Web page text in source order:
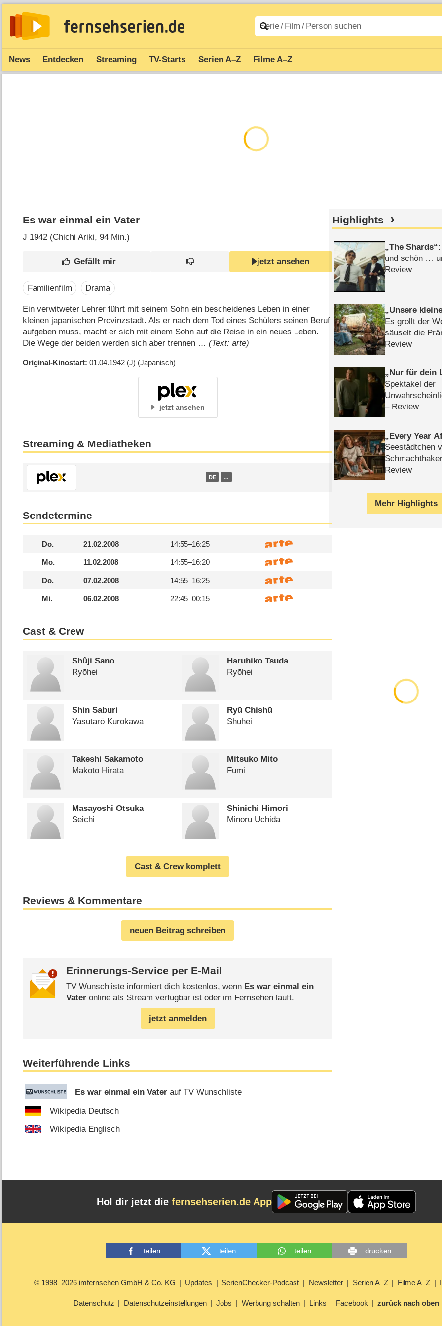
News Entdecken Streaming TV-Starts Serien A–Z Filme A–Z
Es war einmal ein Vater
J 1942 (Chichi Ariki‎, 94 Min.)
jetzt ansehen
Familienfilm Drama
Ein verwitweter Lehrer führt mit seinem Sohn ein bescheidenes Leben in einer
kleinen japanischen Provinzstadt. Als er nach dem Tod eines Schülers seinen Beruf
aufgeben muss, macht er sich mit einem Sohn auf die Reise in ein neues Leben.
Die Wege der beiden werden sich aber trennen …(Text: arte)
Original-Kinostart 01.04.1942 (J) (Japanisch)
jetzt ansehen
Streaming & Mediatheken
DE …
Sendetermine
Do. 21.02.2008 14:55–16:25
Mo. 11.02.2008 14:55–16:20
Do. 07.02.2008 14:55–16:25
Mi. 06.02.2008 22:45–00:15
Cast & Crew
Shûji Sano
Ryōhei
Haruhiko Tsuda
Ryōhei
Shin Saburi
Yasutarō Kurokawa
Ryū Chishū
Shuhei
Takeshi Sakamoto
Makoto Hirata
Mitsuko Mito
Fumi
Masayoshi Otsuka
Seichi
Shinichi Himori
Minoru Uchida
Cast & Crew komplett
Reviews & Kommentare
neuen Beitrag schreiben
Erinnerungs-Service per E-Mail
TV Wunschliste informiert dich kostenlos, wenn Es war einmal ein
Vateronline als Stream verfügbar ist oder im Fernsehen läuft.
jetzt anmelden
Weiterführende Links
Es war einmal ein Vater auf TV Wunschliste
Wikipedia Deutsch
Wikipedia Englisch
Highlights
The Shards
und schön …
Review
Unsere
Es grollt der
säuselt die
Review
Nur für dein
Spektakel der
– Review
Every Year
Seestädtchen
Review
Mehr Highlights
Hol dir jetzt die fernsehserien.de App
teilen teilen teilen drucken
© 1998–2026 imfernsehen GmbH & Co. KG Updates SerienChecker-Podcast Newsletter Serien A–Z Filme A–Z
Datenschutz Datenschutzeinstellungen Jobs Werbung schalten Links Facebook zurück nach oben